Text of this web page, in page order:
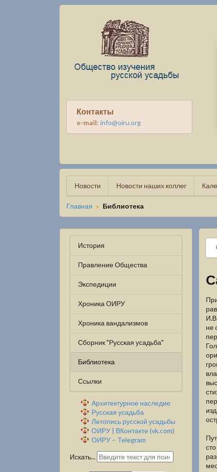
Контакты
e-mail: info@oiru.org
Новости Новости наших коллег
Главная Библиотека
История
Правление Общества
Экспедиции
Хроника ОИРУ
Хроника вандализмов
Сборник "Русская усадьба"
Библиотека
Ссылки
Архитектурное наследие
Русская усадьба
Летопись русской усадьбы
ОИРУ | ВКонтакте (vk.com)
ОИРУ – Telegram
Искать...
не